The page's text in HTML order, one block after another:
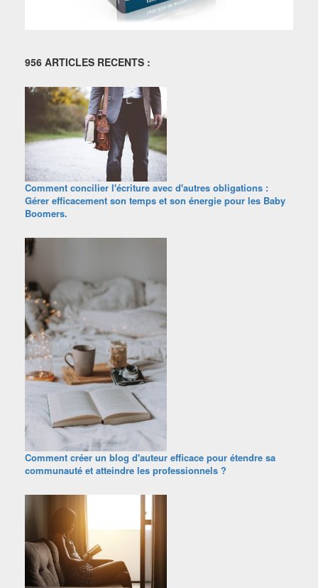
956 ARTICLES RECENTS :
Comment concilier l'écriture avec d'autres obligations :
Gérer efficacement son temps et son énergie pour les Baby
Boomers.
Comment créer un blog d'auteur efficace pour étendre sa
communauté et atteindre les professionnels ?